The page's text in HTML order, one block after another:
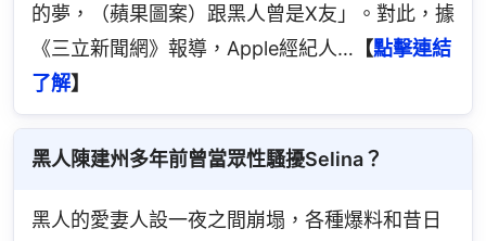
的夢，（蘋果圖案）跟黑人曾是X友」。對此，據
《三立新聞網》報導，Apple經紀人… 【點擊連結
了解】
黑人陳建州多年前曾當眾性騷擾Selina？
黑人的愛妻人設一夜之間崩塌，各種爆料和昔日